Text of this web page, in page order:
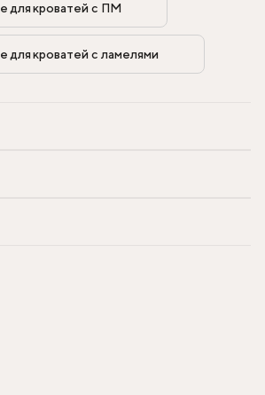
для кроватей с ПМ
для кроватей с ламелями